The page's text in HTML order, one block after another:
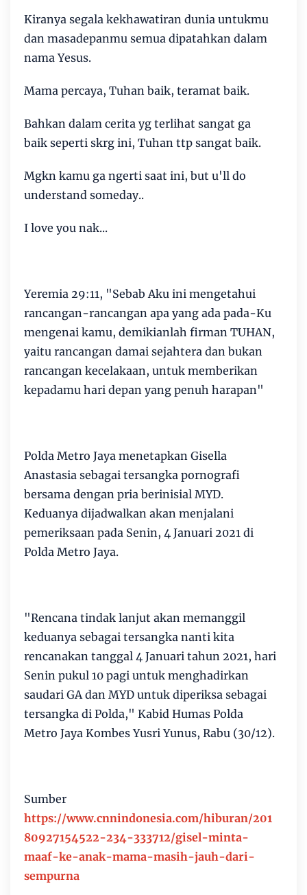
Kiranya segala kekhawatiran dunia untukmu
dan masadepanmu semua dipatahkan dalam
nama Yesus.
Mama percaya, Tuhan baik, teramat baik.
Bahkan dalam cerita yg terlihat sangat ga
baik seperti skrg ini, Tuhan ttp sangat baik.
Mgkn kamu ga ngerti saat ini, but u'll do
understand someday..
I love you nak...
Yeremia 29:11, "Sebab Aku ini mengetahui
rancangan-rancangan apa yang ada pada-Ku
mengenai kamu, demikianlah firman TUHAN,
yaitu rancangan damai sejahtera dan bukan
rancangan kecelakaan, untuk memberikan
kepadamu hari depan yang penuh harapan"
Polda Metro Jaya menetapkan Gisella
Anastasia sebagai tersangka pornografi
bersama dengan pria berinisial MYD.
Keduanya dijadwalkan akan menjalani
pemeriksaan pada Senin, 4 Januari 2021 di
Polda Metro Jaya.
"Rencana tindak lanjut akan memanggil
keduanya sebagai tersangka nanti kita
rencanakan tanggal 4 Januari tahun 2021, hari
Senin pukul 10 pagi untuk menghadirkan
saudari GA dan MYD untuk diperiksa sebagai
tersangka di Polda," Kabid Humas Polda
Metro Jaya Kombes Yusri Yunus, Rabu (30/12).
Sumber
https://www.cnnindonesia.com/hiburan/201
80927154522-234-333712/gisel-minta-
maaf-ke-anak-mama-masih-jauh-dari-
sempurna